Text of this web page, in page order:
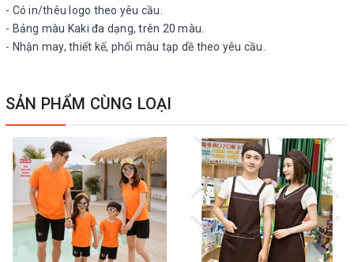
- Có in/thêu logo theo yêu cầu.
- Bảng màu Kaki đa dạng, trên 20 màu.
- Nhận may, thiết kế, phối màu tạp dề theo yêu cầu.
SẢN PHẨM CÙNG LOẠI